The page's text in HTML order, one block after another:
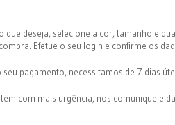
deseja, selecione a cor, tamanho e
Efetue o seu login e confirme os
pagamento, necessitamos de 7 dias
com mais urgência, nos comunique e